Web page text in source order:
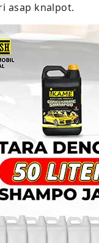
asap knalpot.